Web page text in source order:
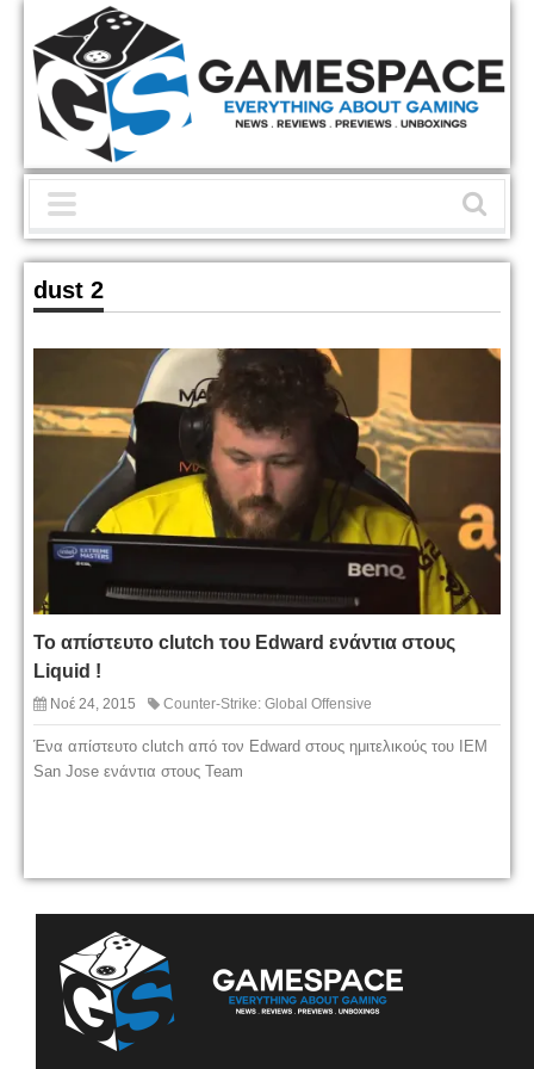
dust 2
Το απίστευτο clutch του Edward ενάντια στους
Liquid !
Νοέ 24, 2015 Counter-Strike: Global Offensive
Ένα απίστευτο clutch από τον Edward στους ημιτελικούς του IEM
San Jose ενάντια στους Team